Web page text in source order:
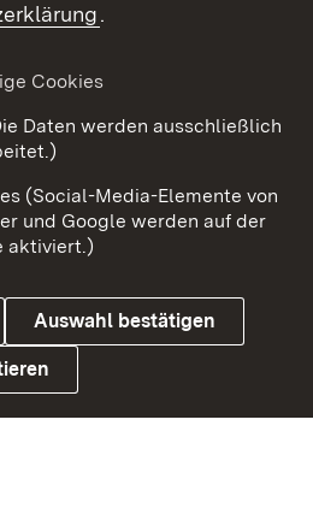
Kontakt
Datenschutz
.
Cookies
Daten werden ausschließlich
(Social-Media-Elemente von
und Google werden auf der
aktiviert.)
Auswahl bestätigen